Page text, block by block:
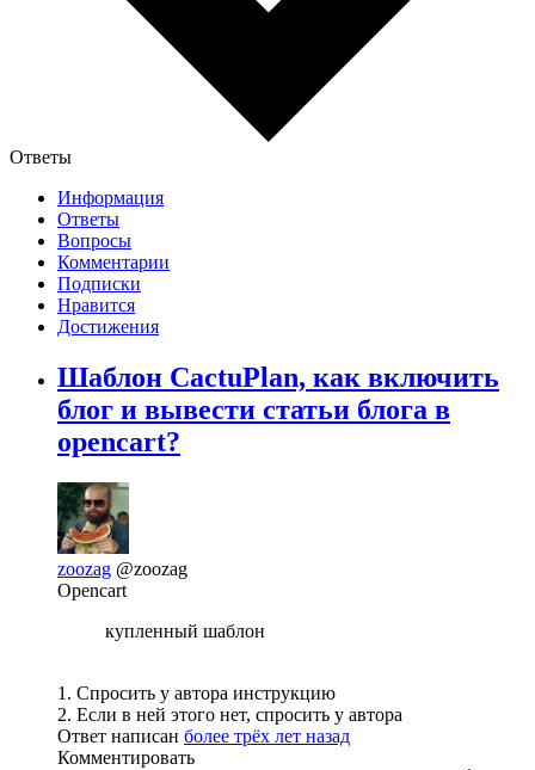
Ответы
Информация
Ответы
Вопросы
Комментарии
Подписки
Нравится
Достижения
Шаблон CactuPlan, как включить
блог и вывести статьи блога в
opencart?
zoozag @zoozag
Opencart
купленный шаблон
1. Спросить у автора инструкцию
2. Если в ней этого нет, спросить у автора
Ответ написан более трёх лет назад
Комментировать